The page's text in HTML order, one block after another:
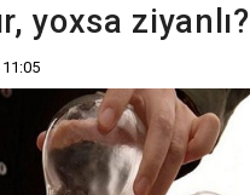
yoxsa ziyanlı?